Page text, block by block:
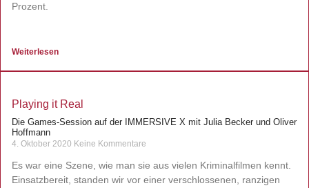
Prozent.
Weiterlesen
Playing it Real
Die Games-Session auf der IMMERSIVE X mit Julia Becker und Oliver
Hoffmann
4. Oktober 2020 Keine Kommentare
Es war eine Szene, wie man sie aus vielen Kriminalfilmen kennt.
Einsatzbereit, standen wir vor einer verschlossenen, ranzigen